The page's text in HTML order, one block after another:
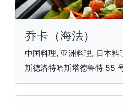
乔卡（海法）
中国料理, 亚洲料理, 日本料
斯德洛特哈斯塔德鲁特 55